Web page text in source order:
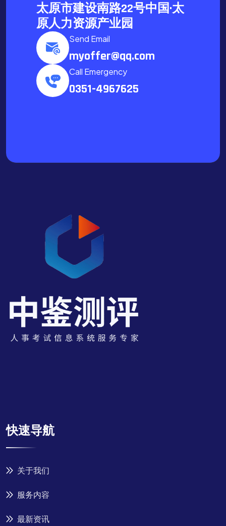
太原市建设南路22号中国·太
原人力资源产业园
Send Email
myoffer@qq.com
Call Emergency
0351-4967625
快速导航
关于我们
服务内容
最新资讯